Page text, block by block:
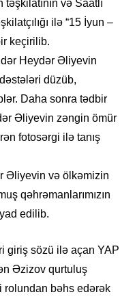
və Saatlı
ilə “15 İyun –
keçirilib.
Heydər Əliyevin
düzüb,
Daha sonra tədbir
Əliyevin zəngin ömür
fotosərgi ilə tanış
Əliyevin və ölkəmizin
qəhrəmanlarımızın
edilib.
giriş sözü ilə açan YAP
Əzizov qurtuluş
rolundan bəhs edərək